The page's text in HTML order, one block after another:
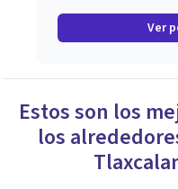
Ver
Estos son los
los